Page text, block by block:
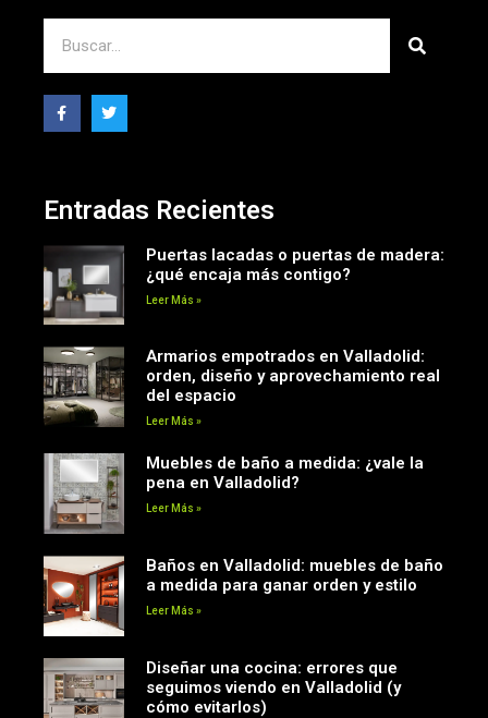
Entradas Recientes
Puertas lacadas o puertas de madera:
¿qué encaja más contigo?
Leer Más »
Armarios empotrados en Valladolid:
orden, diseño y aprovechamiento real
del espacio
Leer Más »
Muebles de baño a medida: ¿vale la
pena en Valladolid?
Leer Más »
Baños en Valladolid: muebles de baño
a medida para ganar orden y estilo
Leer Más »
Diseñar una cocina: errores que
seguimos viendo en Valladolid (y
cómo evitarlos)